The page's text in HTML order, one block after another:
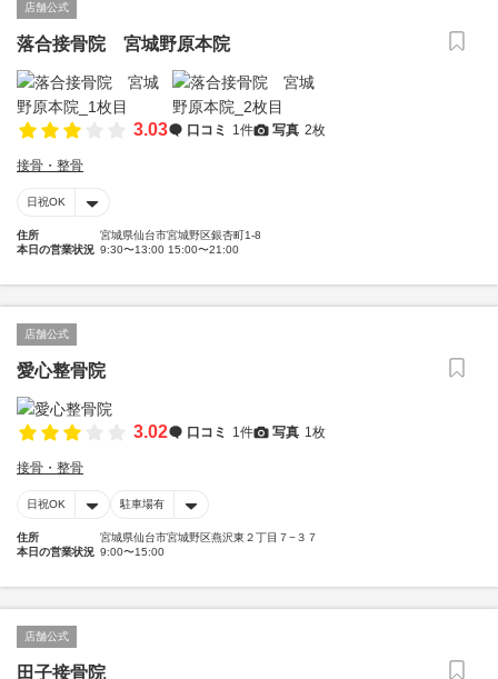
店舗公式
落合接骨院 宮城野原本院
3.03 口コミ 1件 写真 2枚
接骨・整骨
日祝OK
住所
宮城県仙台市宮城野区銀杏町1-8
本日の営業状況 9:30〜13:00 15:00〜21:00
店舗公式
愛心整骨院
3.02 口コミ 1件 写真 1枚
接骨・整骨
日祝OK 駐車場有
住所
宮城県仙台市宮城野区燕沢東２丁目７−３７
本日の営業状況 9:00〜15:00
店舗公式
田子接骨院